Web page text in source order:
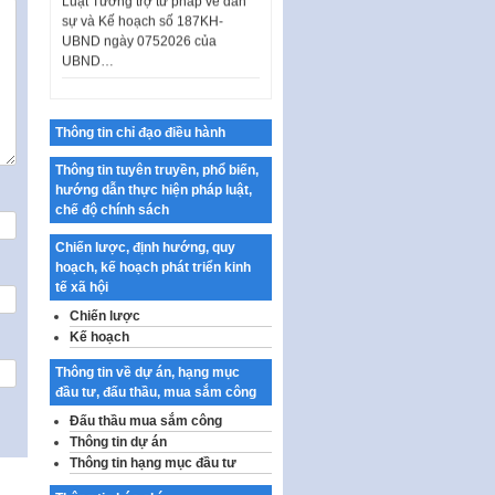
sự và Kế hoạch số 187KH-
UBND ngày 0752026 của
UBND…
thành phố Hà Nội
Kế hoạch Tổ chức Cuộc thi
chính luận về bảo vệ nền tảng tư
tưởng của Đảng…
Công bố công khai dự toán kinh
phí xây dựng pháp luật, hoàn
thiện thể chế, chính…
Quy định về nghiên cứu, ứng
dụng khoa học, công nghệ, đổi
mới sáng tạo và chuyển…
Quy định chi tiết và hướng dẫn
thi hành một số điều của Luật Lý
lịch tư…
Sửa đổi, bổ sung một số nội
dung tại Nghị quyết số 30/NQ-
CP ngày 24 tháng 02…
Thông tin chỉ đạo điều hành
Thông tin tuyên truyền, phổ biến,
hướng dẫn thực hiện pháp luật,
chế độ chính sách
Chiến lược, định hướng, quy
hoạch, kế hoạch phát triển kinh
tế xã hội
Chiến lược
Kế hoạch
Thông tin về dự án, hạng mục
đầu tư, đấu thầu, mua sắm công
Đấu thầu mua sắm công
Thông tin dự án
Thông tin hạng mục đầu tư